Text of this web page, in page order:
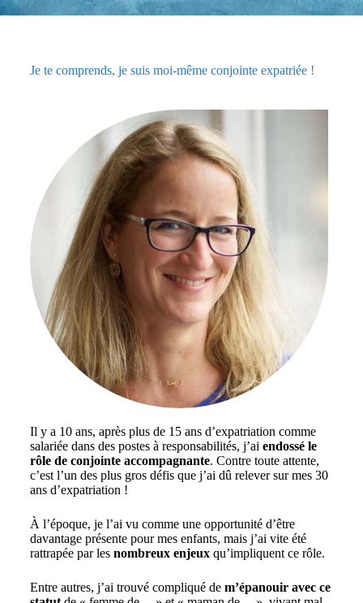
Je te comprends, je suis moi-même conjointe expatriée !
Il y a 10 ans, après plus de 15 ans d’expatriation comme
salariée dans des postes à responsabilités, j’ai endossé le
rôle de conjointe accompagnante. Contre toute attente,
c’est l’un des plus gros défis que j’ai dû relever sur mes 30
ans d’expatriation !
À l’époque, je l’ai vu comme une opportunité d’être
davantage présente pour mes enfants, mais j’ai vite été
rattrapée par les nombreux enjeuxqu’impliquent ce rôle.
Entre autres, j’ai trouvé compliqué de m’épanouir avec ce